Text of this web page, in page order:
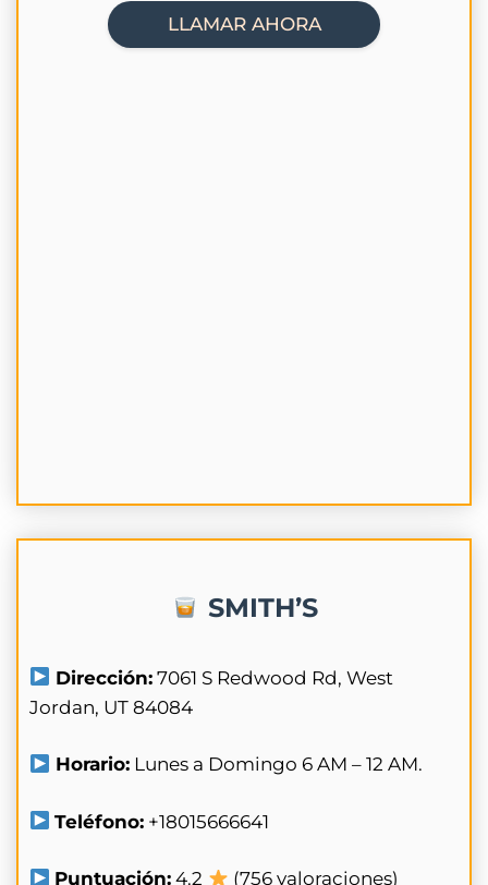
LLAMAR AHORA
SMITH’S
Dirección: 7061 S Redwood Rd, West
Jordan, UT 84084
Horario: Lunes a Domingo 6 AM – 12 AM.
Teléfono: +18015666641
Puntuación: 4.2 (756 valoraciones)